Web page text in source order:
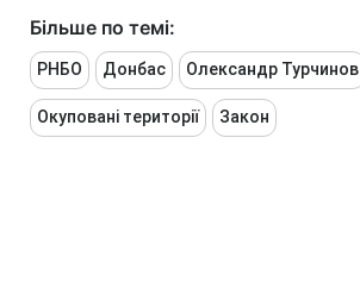
Більше по темі:
РНБО Донбас Олександр Турчинов
Окуповані території Закон